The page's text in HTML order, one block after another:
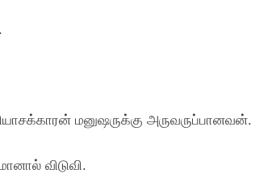
மனுஷருக்கு அருவருப்பானவன்.
விடுவி.